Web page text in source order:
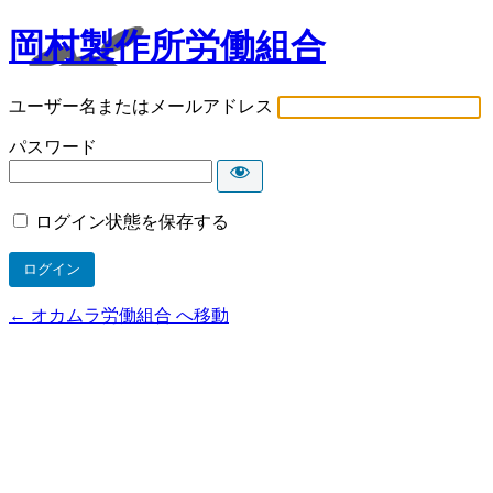
岡村製作所労働組合
ユーザー名またはメールアドレス
パスワード
ログイン状態を保存する
← オカムラ労働組合 へ移動